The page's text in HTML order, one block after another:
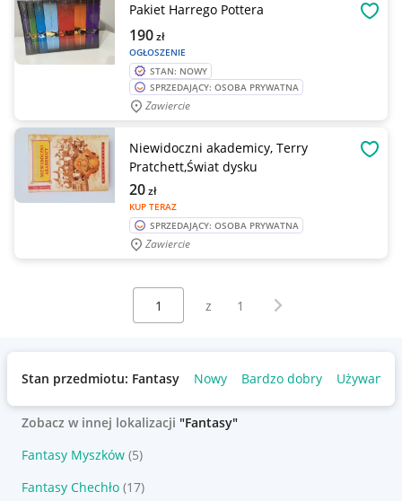
Pakiet Harrego Pottera
OGŁOSZENIE
190zł
STAN: NOWY
SPRZEDAJĄCY: OSOBA PRYWATNA
Zawiercie
Niewidoczni akademicy, Terry
Pratchett,Świat dysku
KUP TERAZ
20zł
SPRZEDAJĄCY: OSOBA PRYWATNA
Zawiercie
Wybierz stronę:
z 1 Następna strona
Stan przedmiotu: Fantasy Nowy Bardzo dobry Używany
Zobacz w innej lokalizacji "Fantasy"
Fantasy Myszków (5)
Fantasy Chechło (17)